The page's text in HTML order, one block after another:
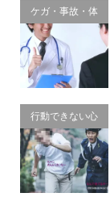
ケガ・事故・体
のサイン
行動できない心
理・思い込み